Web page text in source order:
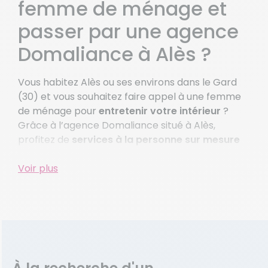
femme de ménage et
passer par une agence
Domaliance à Alès ?
Vous habitez Alès ou ses environs dans le Gard
(30) et vous souhaitez faire appel à une femme
de ménage pour entretenir votre intérieur ?
Grâce à l’agence Domaliance situé à Alès,
profitez de services à la personne sur mesure
gagner du temps pour ce qui compte vraiment.
Voir plus